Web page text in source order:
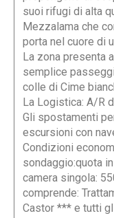
suoi rifugi di alta
Mezzalama che
porta nel cuore di
La zona presenta
semplice
colle di Cime
La Logistica: A/R
Gli spostamenti
escursioni con
Condizioni
sondaggio:quota
camera singola:
comprende:
Castor *** e tutti